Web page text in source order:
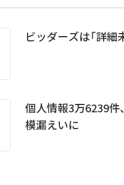
ビッダーズは「詳
個人情報3万6239件
模漏えいに